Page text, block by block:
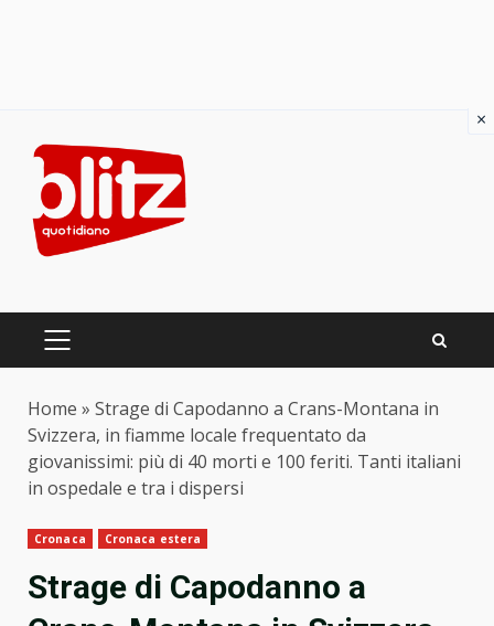
content
PRIMARY
Home » Strage di Capodanno a Crans-Montana in
Svizzera, in fiamme locale frequentato da
giovanissimi: più di 40 morti e 100 feriti. Tanti italiani
in ospedale e tra i dispersi
Cronaca Cronaca estera
Strage di Capodanno a
×